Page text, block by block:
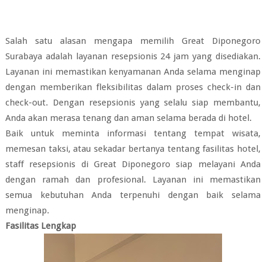
Salah satu alasan mengapa memilih Great Diponegoro
Surabaya adalah layanan resepsionis 24 jam yang disediakan.
Layanan ini memastikan kenyamanan Anda selama menginap
dengan memberikan fleksibilitas dalam proses check-in dan
check-out. Dengan resepsionis yang selalu siap membantu,
Anda akan merasa tenang dan aman selama berada di hotel.
Baik untuk meminta informasi tentang tempat wisata,
memesan taksi, atau sekadar bertanya tentang fasilitas hotel,
staff resepsionis di Great Diponegoro siap melayani Anda
dengan ramah dan profesional. Layanan ini memastikan
semua kebutuhan Anda terpenuhi dengan baik selama
menginap.
Fasilitas Lengkap